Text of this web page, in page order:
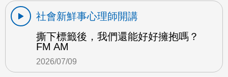
社會新鮮事心理師開講
撕下標籤後，我們還能好好擁抱嗎？
FM AM
2026/07/09